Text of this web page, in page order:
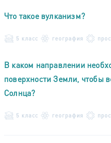
Что такое вулканизм?
5 класс география
В каком направлении
поверхности Земли, чтобы
Солнца?
5 класс география